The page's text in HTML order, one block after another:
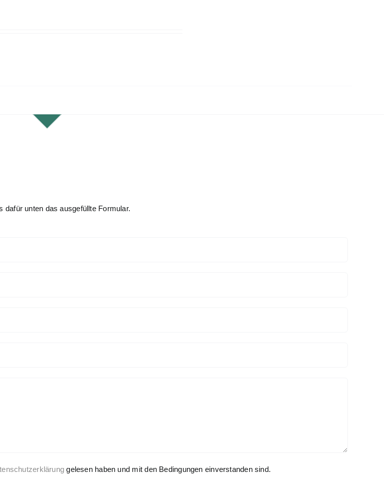
dafür unten das ausgefüllte Formular.
gelesen haben und mit den Bedingungen einverstanden sind.